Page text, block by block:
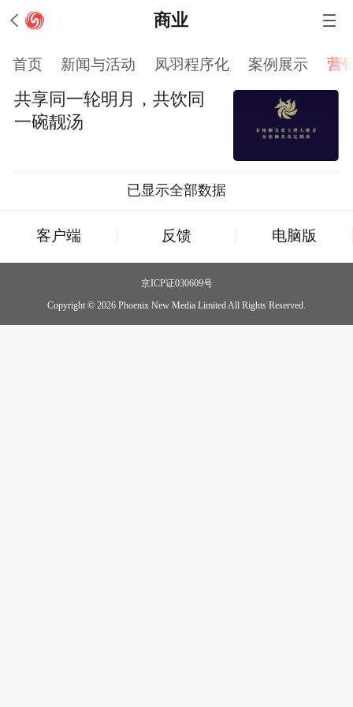
商业
首页 新闻与活动 凤羽程序化 案例展示 营
共享同一轮明月，共饮同
一碗靓汤
已显示全部数据
客户端 反馈 电脑版
京ICP证030609号
Copyright © 2026 Phoenix New Media Limited All Rights Reserved.